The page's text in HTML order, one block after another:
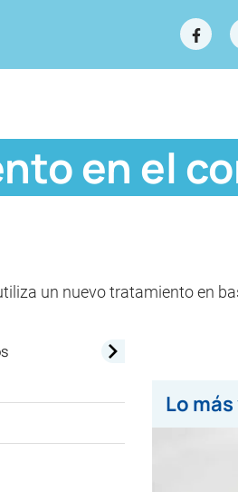
en el
un nuevo tratamiento en
Lo